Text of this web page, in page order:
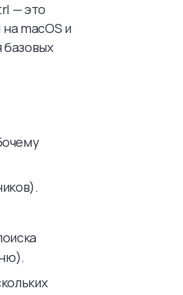
— это
macOS и
базовых